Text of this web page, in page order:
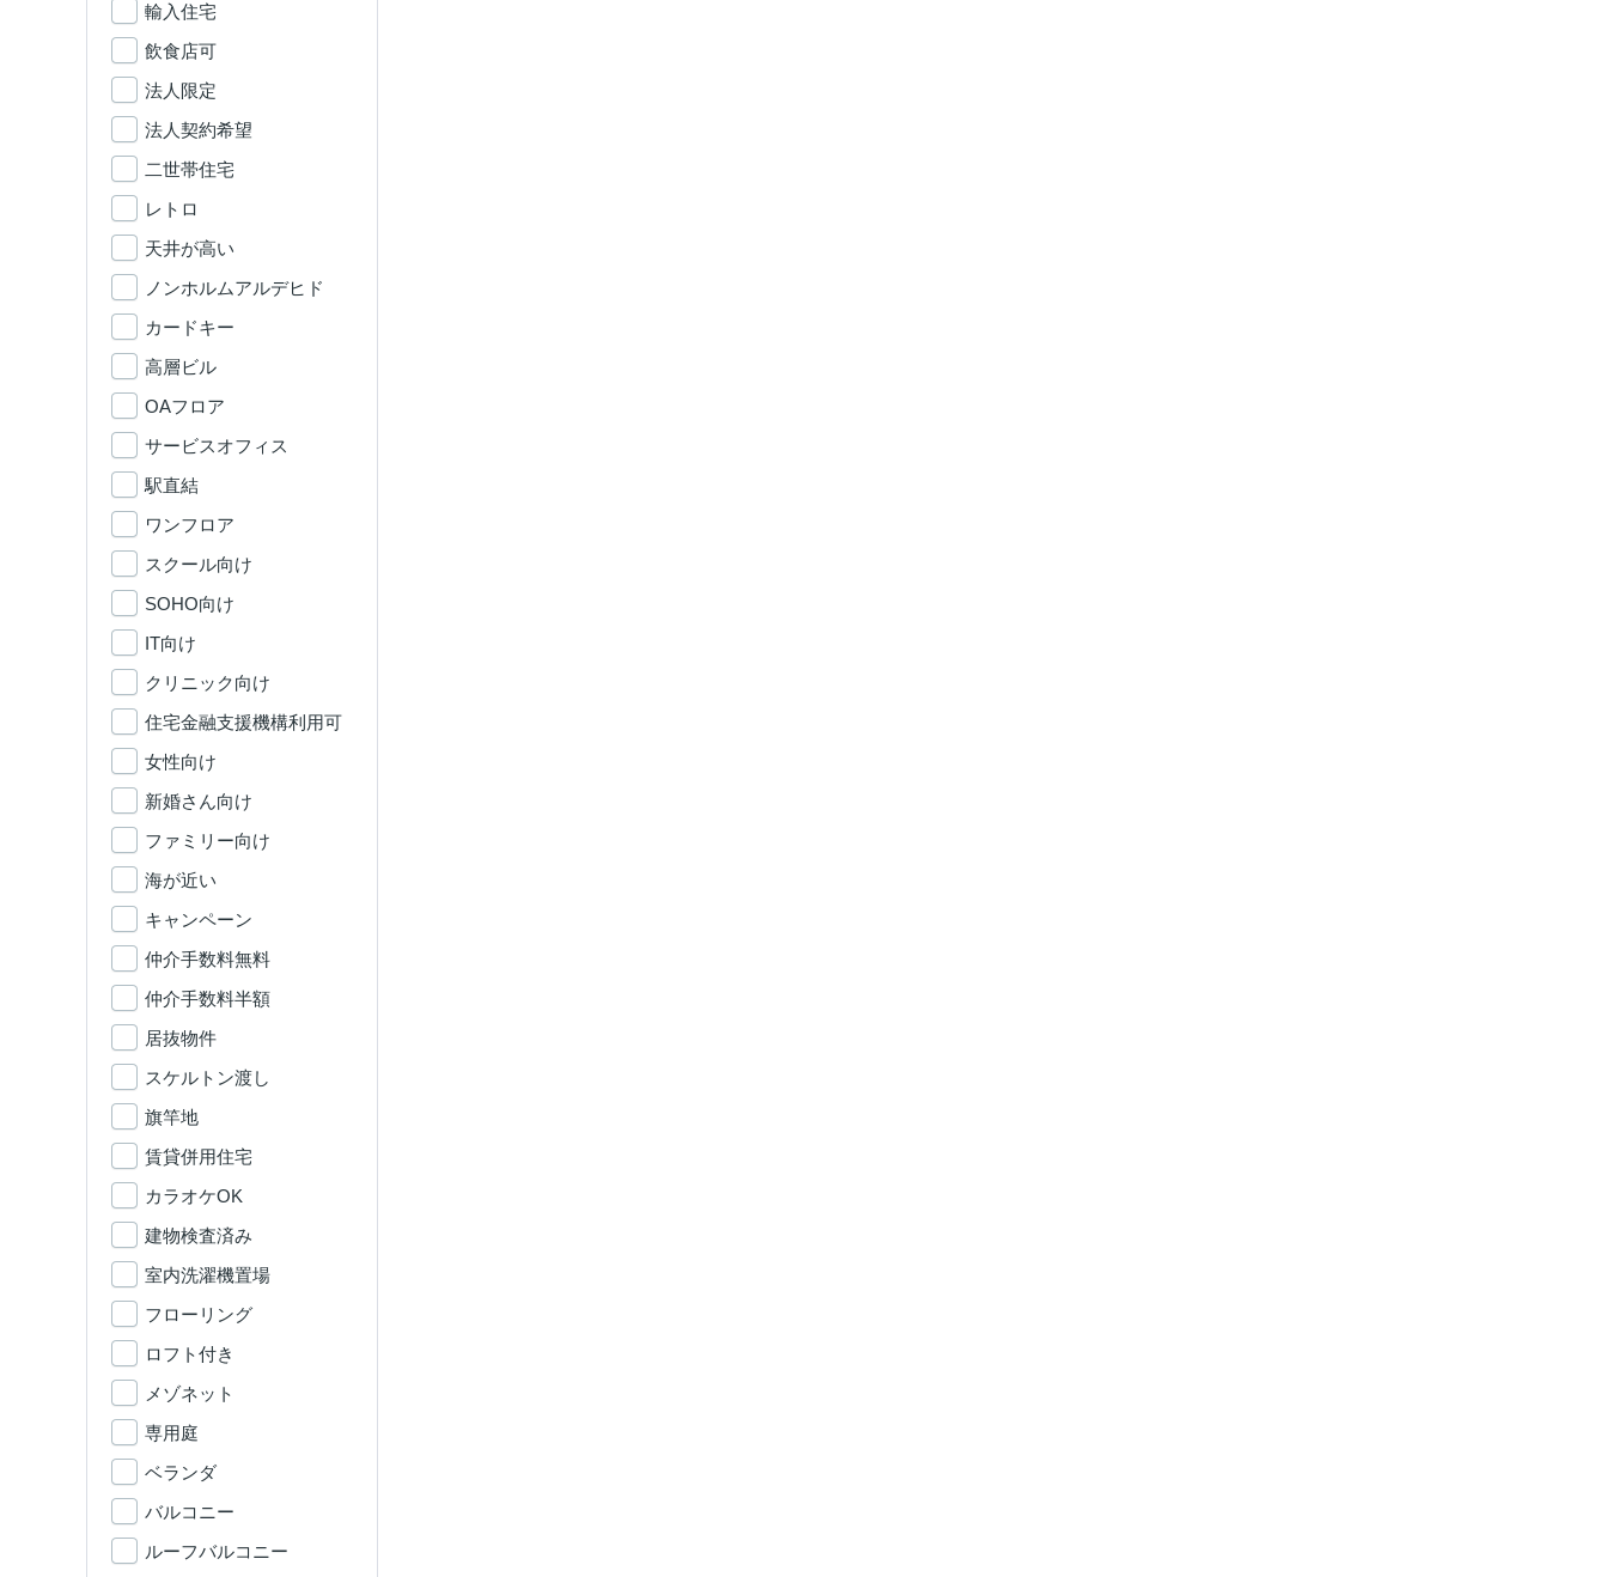
輸入住宅
飲食店可
法人限定
法人契約希望
二世帯住宅
レトロ
天井が高い
ノンホルムアルデヒド
カードキー
高層ビル
OAフロア
サービスオフィス
駅直結
ワンフロア
スクール向け
SOHO向け
IT向け
クリニック向け
住宅金融支援機構利用可
女性向け
新婚さん向け
ファミリー向け
海が近い
キャンペーン
仲介手数料無料
仲介手数料半額
居抜物件
スケルトン渡し
旗竿地
賃貸併用住宅
カラオケOK
建物検査済み
室内洗濯機置場
フローリング
ロフト付き
メゾネット
専用庭
ベランダ
バルコニー
ルーフバルコニー